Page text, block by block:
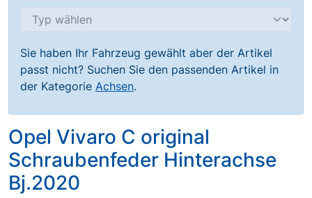
Sie haben Ihr Fahrzeug gewählt aber der Artikel
passt nicht? Suchen Sie den passenden Artikel in
der Kategorie Achsen.
Opel Vivaro C original
Schraubenfeder Hinterachse
Bj.2020